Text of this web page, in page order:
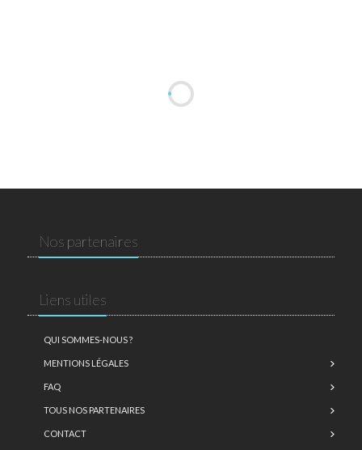
Nos partenaires
Liens utiles
QUI SOMMES-NOUS ?
MENTIONS LÉGALES
FAQ
TOUS NOS PARTENAIRES
CONTACT